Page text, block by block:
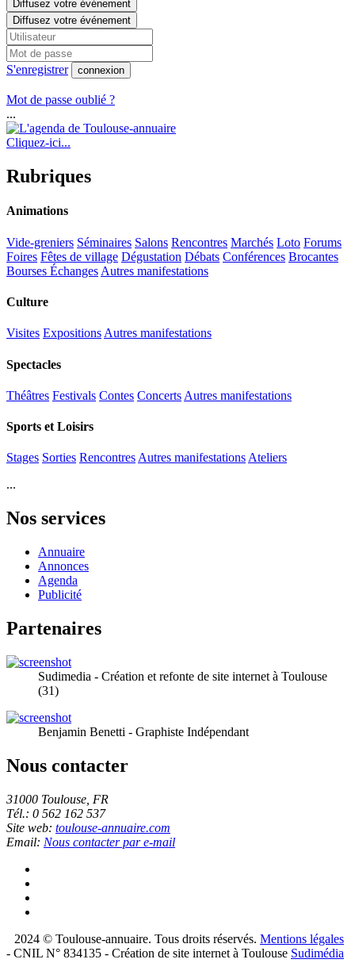
Diffusez votre événement
Diffusez votre événement
S'enregistrer connexion
Mot de passe oublié ?
...
Cliquez-ici...
Rubriques
Animations
Vide-greniers Séminaires Salons Rencontres Marchés Loto Forums
Foires Fêtes de village Dégustation Débats Conférences Brocantes
Bourses Échanges Autres manifestations
Culture
Visites Expositions Autres manifestations
Spectacles
Théâtres Festivals Contes Concerts Autres manifestations
Sports et Loisirs
Stages Sorties Rencontres Autres manifestations Ateliers
...
Nos services
Annuaire
Annonces
Agenda
Publicité
Partenaires
Sudimedia - Création et refonte de site internet à Toulouse
(31)
Benjamin Benetti - Graphiste Indépendant
Nous contacter
31000 Toulouse, FR
Tél.: 0 562 162 537
Site web: toulouse-annuaire.com
Email: Nous contacter par e-mail
2024 © Toulouse-annuaire. Tous droits réservés. Mentions légales
- CNIL N° 834135 - Création de site internet à Toulouse Sudimédia